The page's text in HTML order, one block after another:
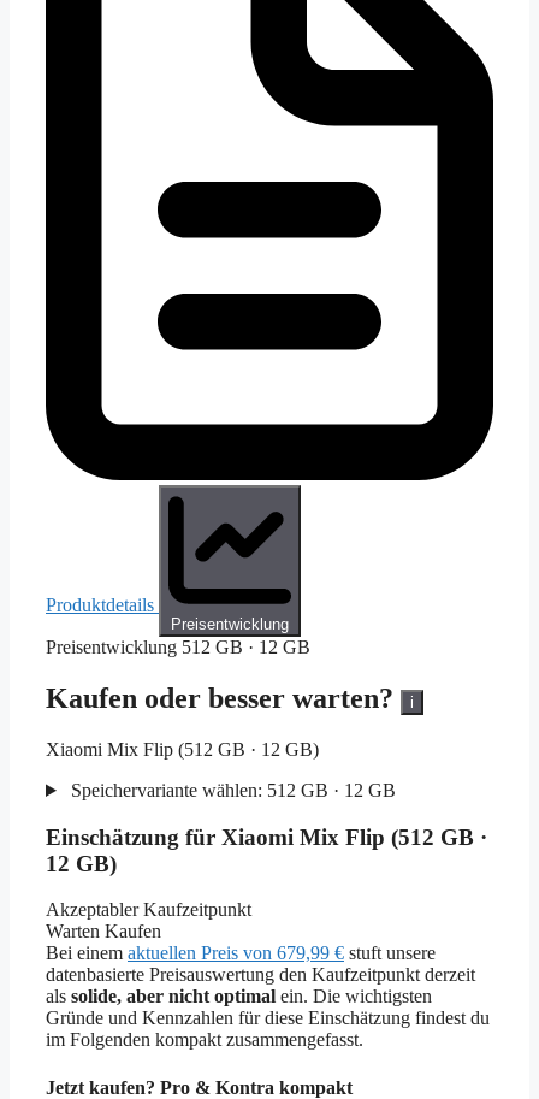
Produktdetails
Preisentwicklung
Preisentwicklung 512 GB · 12 GB
Kaufen oder besser warten? i
Xiaomi Mix Flip (512 GB · 12 GB)
Speichervariante wählen: 512 GB · 12 GB
Einschätzung für Xiaomi Mix Flip (512 GB ·
12 GB)
Akzeptabler Kaufzeitpunkt
Warten Kaufen
Bei einem aktuellen Preis von 679,99 € stuft unsere
datenbasierte Preisauswertung den Kaufzeitpunkt derzeit
als solide, aber nicht optimal ein. Die wichtigsten
Gründe und Kennzahlen für diese Einschätzung findest du
im Folgenden kompakt zusammengefasst.
Jetzt kaufen? Pro & Kontra kompakt